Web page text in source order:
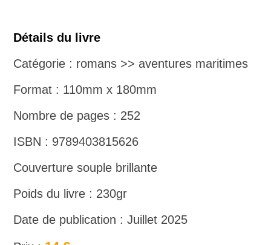
Détails du livre
Catégorie : romans >> aventures maritimes
Format : 110mm x 180mm
Nombre de pages : 252
ISBN : 9789403815626
Couverture souple brillante
Poids du livre : 230gr
Date de publication : Juillet 2025